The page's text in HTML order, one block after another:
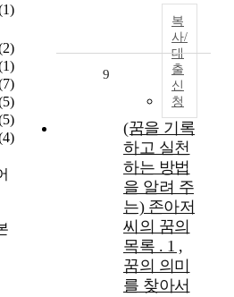
복
사/
대
출
신
청
9
(꿈을 기록
하고 실천
하는 방법
을 알려 주
는) 존아저
씨의 꿈의
목록 . 1 ,
꿈의 의미
를 찾아서